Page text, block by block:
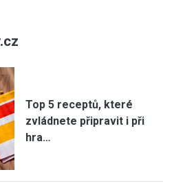
Top 5 receptů, které
zvládnete připravit i při
hra…